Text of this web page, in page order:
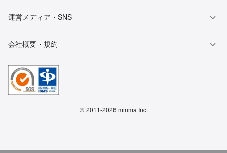
運営メディア・SNS
会社概要・規約
© 2011-2026 minma Inc.